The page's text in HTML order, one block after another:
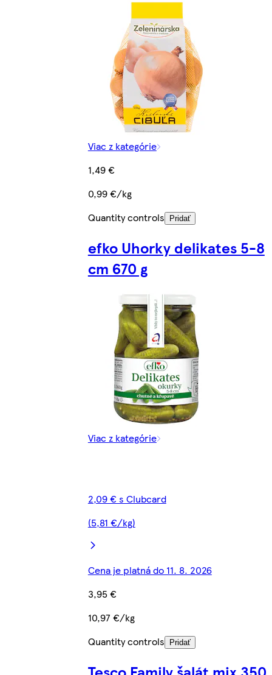
Viac z kategórie
1,49 €
0,99 €/kg
Quantity controls
Pridať
efko Uhorky delikates 5-8
cm 670 g
Viac z kategórie
2,09 € s Clubcard
(5,81 €/kg)
Cena je platná do 11. 8. 2026
3,95 €
10,97 €/kg
Quantity controls
Pridať